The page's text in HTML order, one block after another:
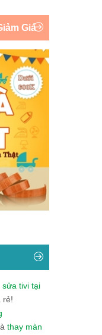
Giá
sửa tivi tại
rẻ!
thay màn